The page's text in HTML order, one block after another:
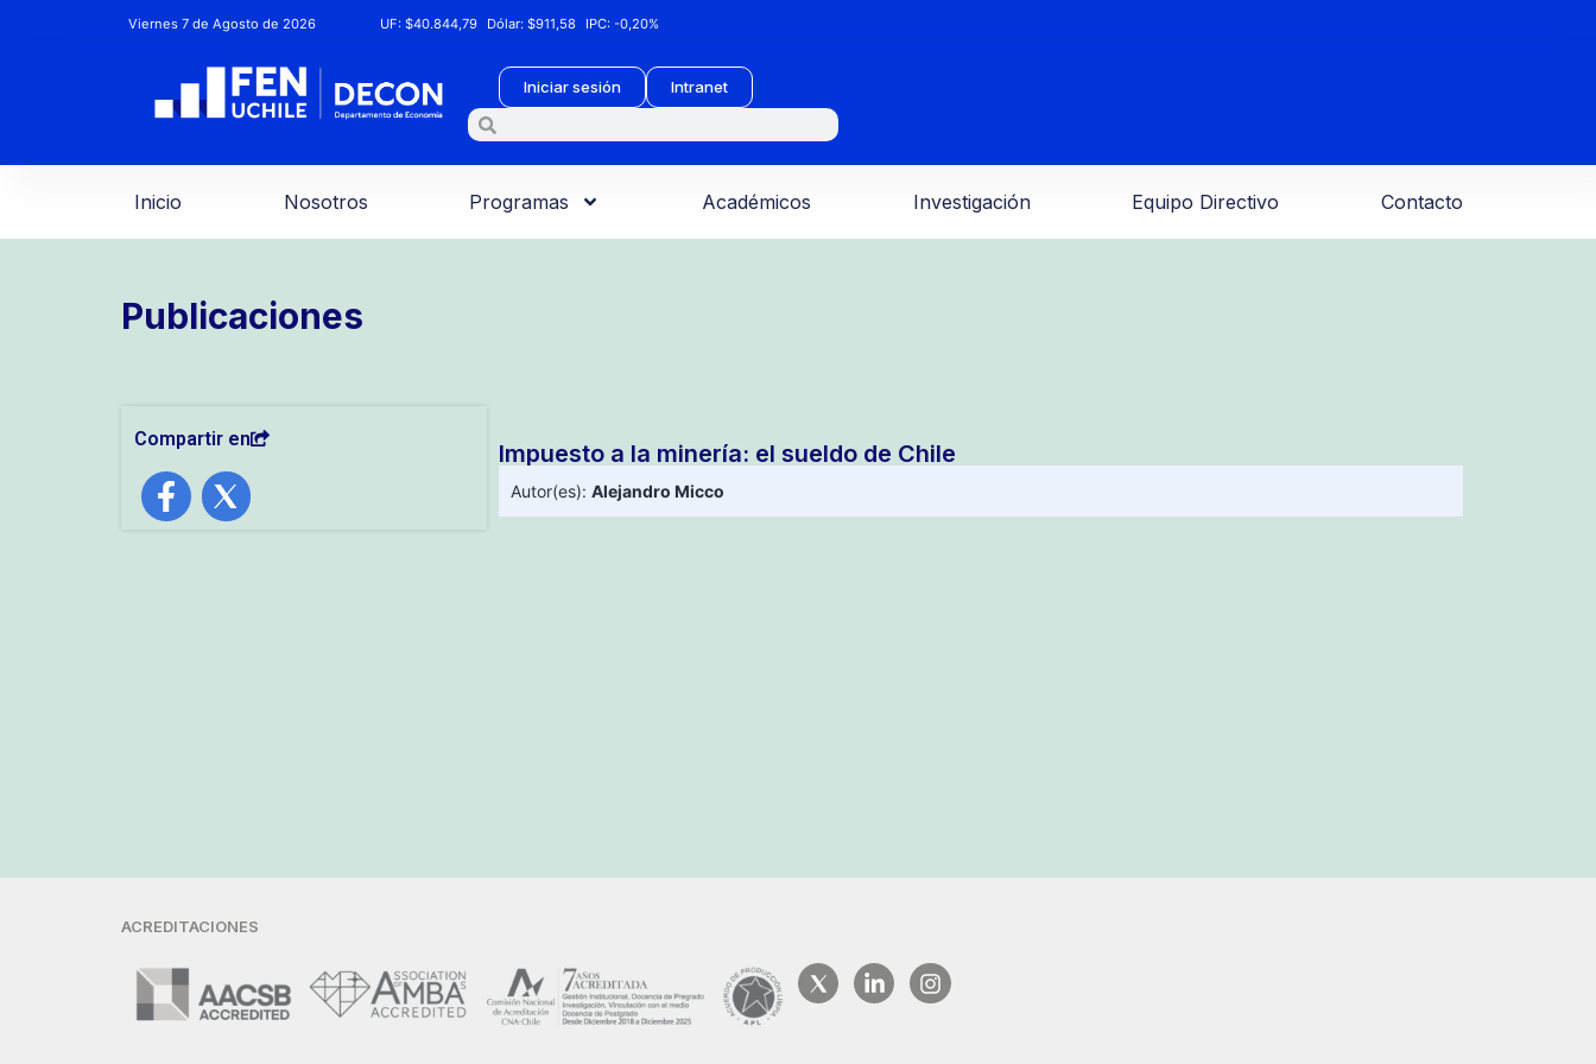
Viernes 7 de Agosto de 2026 UF:$40.844,79 Dólar:$911,58 IPC:-0,20%
Iniciar sesión Intranet
Inicio Nosotros Programas Académicos Investigación Equipo Directivo Contacto
Publicaciones
Compartir en
Impuesto a la minería: el sueldo de Chile
Autor(es): Alejandro Micco
ACREDITACIONES